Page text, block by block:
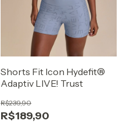
Shorts Fit Icon Hydefit®
Adaptiv LIVE! Trust
R$189,90
R$239,90